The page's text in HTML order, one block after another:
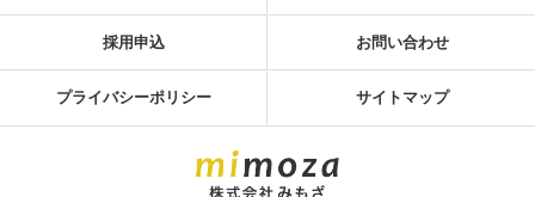
採用申込 お問い合わせ
プライバシーポリシー サイトマップ